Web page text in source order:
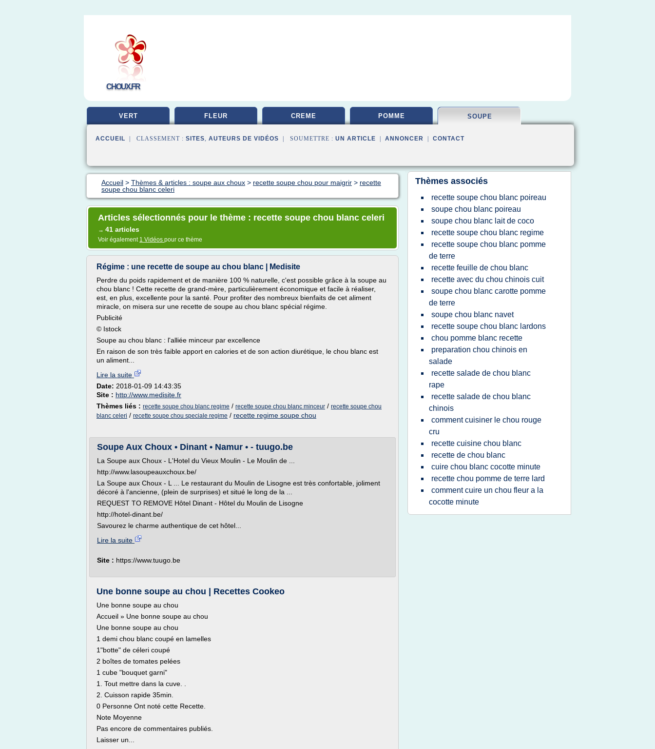
CHOUX.FR
VERT FLEUR CREME POMME SOUPE
ACCUEIL | CLASSEMENT : SITES, AUTEURS DE VIDÉOS | SOUMETTRE : UN ARTICLE ANNONCER CONTACT
Accueil > Thèmes & articles : soupe aux choux > recette soupe chou pour maigrir > recette
soupe chou blanc celeri
Articles sélectionnés pour le thème : recette soupe chou blanc celeri
→ 41 articles
Voir également 1 Vidéos pour ce thème
Régime : une recette de soupe au chou blanc | Medisite
Perdre du poids rapidement et de manière 100 % naturelle, c'est possible grâce à la soupe au
chou blanc ! Cette recette de grand-mère, particulièrement économique et facile à réaliser,
est, en plus, excellente pour la santé. Pour profiter des nombreux bienfaits de cet aliment
miracle, on misera sur une recette de soupe au chou blanc spécial régime.
Publicité
© Istock
Soupe au chou blanc : l'alliée minceur par excellence
En raison de son très faible apport en calories et de son action diurétique, le chou blanc est
un aliment...
Lire la suite
Date: 2018-01-09 14:43:35
Site : http://www.medisite.fr
Thèmes liés : recette soupe chou blanc regime / recette soupe chou blanc minceur / recette soupe chou
blanc celeri / recette soupe chou speciale regime / recette regime soupe chou
Soupe Aux Choux • Dinant • Namur • - tuugo.be
La Soupe aux Choux - L'Hotel du Vieux Moulin - Le Moulin de ...
http://www.lasoupeauxchoux.be/
La Soupe aux Choux - L ... Le restaurant du Moulin de Lisogne est très confortable, joliment
décoré à l'ancienne, (plein de surprises) et situé le long de la ...
REQUEST TO REMOVE Hôtel Dinant - Hôtel du Moulin de Lisogne
http://hotel-dinant.be/
Savourez le charme authentique de cet hôtel...
Lire la suite
Site : https://www.tuugo.be
Une bonne soupe au chou | Recettes Cookeo
Une bonne soupe au chou
Accueil » Une bonne soupe au chou
Une bonne soupe au chou
1 demi chou blanc coupé en lamelles
1"botte" de céleri coupé
2 boîtes de tomates pelées
1 cube "bouquet garni"
1. Tout mettre dans la cuve. .
2. Cuisson rapide 35min.
0 Personne Ont noté cette Recette.
Note Moyenne
Pas encore de commentaires publiés.
Laisser un...
Thèmes associés
recette soupe chou blanc poireau
soupe chou blanc poireau
soupe chou blanc lait de coco
recette soupe chou blanc regime
recette soupe chou blanc pomme
de terre
recette feuille de chou blanc
recette avec du chou chinois cuit
soupe chou blanc carotte pomme
de terre
soupe chou blanc navet
recette soupe chou blanc lardons
chou pomme blanc recette
preparation chou chinois en
salade
recette salade de chou blanc
rape
recette salade de chou blanc
chinois
comment cuisiner le chou rouge
cru
recette cuisine chou blanc
recette de chou blanc
cuire chou blanc cocotte minute
recette chou pomme de terre lard
comment cuire un chou fleur a la
cocotte minute